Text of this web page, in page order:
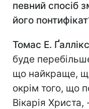
певний спосіб
його
Томас Е.
буде
що найкраще,
окрім того, що
Вікарія Христа,